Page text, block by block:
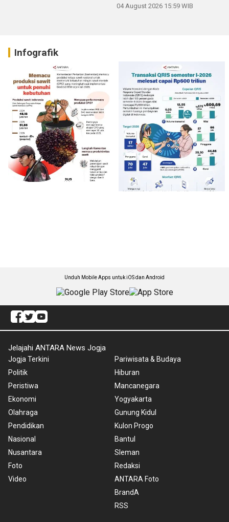
04 August 2026 15:59 WIB
Infografik
Unduh Mobile Apps untuk iOS dan Android
Jelajahi ANTARA News Jogja
Jogja Terkini
Politik
Peristiwa
Ekonomi
Olahraga
Pendidikan
Nasional
Nusantara
Foto
Video
Pariwisata & Budaya
Hiburan
Mancanegara
Yogyakarta
Gunung Kidul
Kulon Progo
Bantul
Sleman
Redaksi
ANTARA Foto
BrandA
RSS